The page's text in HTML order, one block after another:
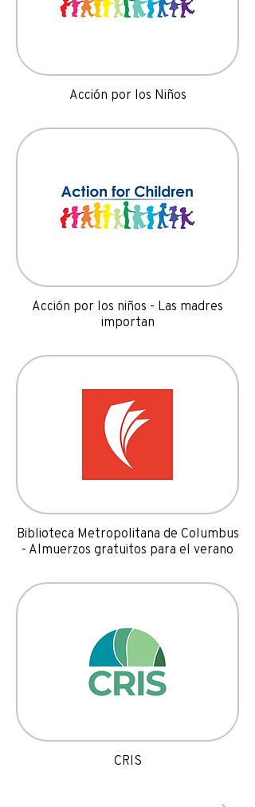
Acción por los Niños
Acción por los niños - Las madres
importan
Biblioteca Metropolitana de Columbus
- Almuerzos gratuitos para el verano
CRIS